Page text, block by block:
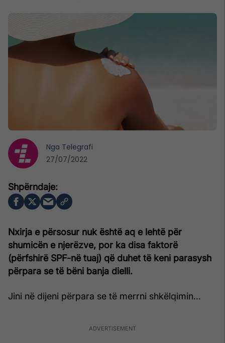
Nxirja e përsosur nuk është aq e lehtë për
shumicën e njerëzve, por ka disa faktorë
(përfshirë SPF-në tuaj) që duhet të keni parasysh
përpara se të bëni banja dielli.
Jini në dijeni përpara se të merrni shkëlqimin…
Nga Telegrafi
27/07/2022